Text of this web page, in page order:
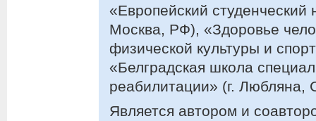
«Европейский студенческий
Москва, РФ), «Здоровье
физической культуры и
«Белградская школа
реабилитации» (г. Любляна,
Является автором и